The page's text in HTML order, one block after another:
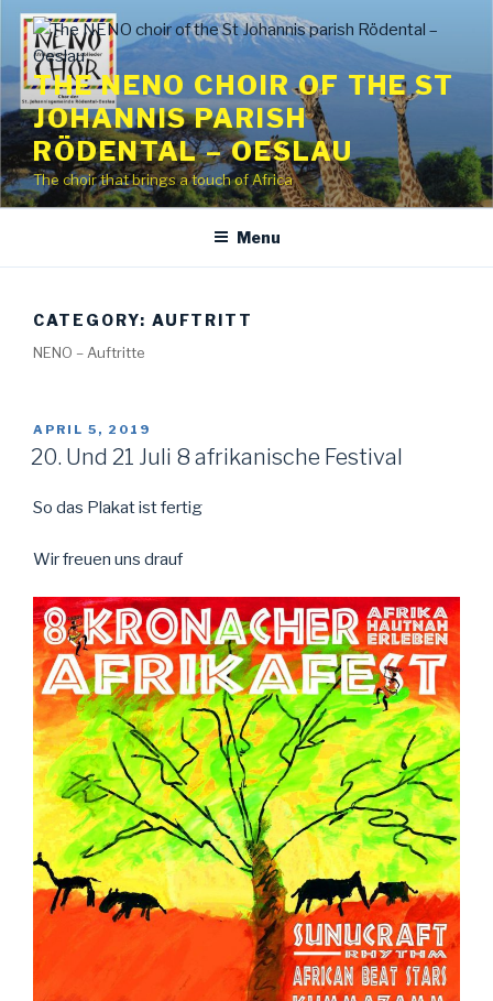
Skip
content
THE NENO CHOIR OF THE ST
JOHANNIS PARISH
RÖDENTAL – OESLAU
The choir that brings a touch of Africa
Menu
CATEGORY: AUFTRITT
NENO – Auftritte
POSTED
ON
APRIL 5, 2019
20. Und 21 Juli 8 afrikanische Festival
So das Plakat ist fertig
Wir freuen uns drauf